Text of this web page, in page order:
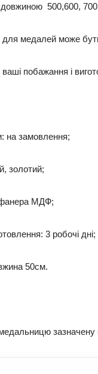
500,600,
медалей може
побажання і
: на замовлення;
золотий;
МДФ;
: 3 робочі дні;
50см.
зазначену